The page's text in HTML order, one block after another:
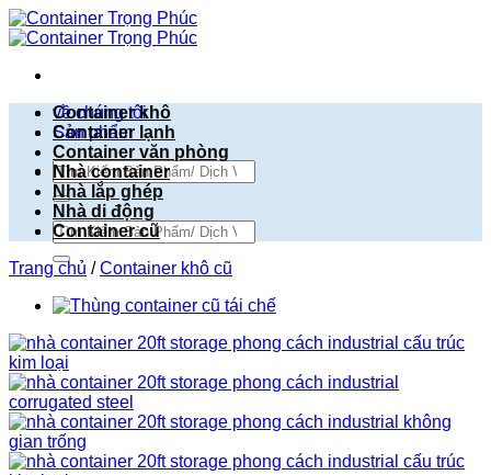
Bỏ
qua
dung
về chúng tôi
Sản phẩm
Tìm
kiếm:
Tìm
kiếm:
Container khô
Container lạnh
Container văn phòng
Nhà container
Nhà lắp ghép
Nhà di động
Container cũ
Trang chủ / Container khô cũ